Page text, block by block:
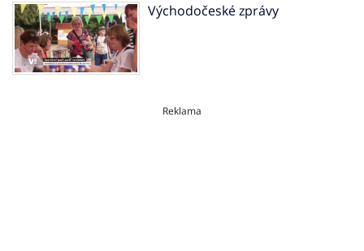
Východočeské zprávy
Reklama